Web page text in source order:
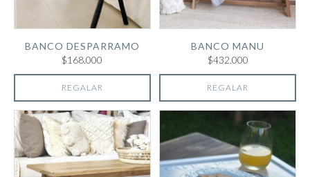
BANCO DESPARRAMO
$168.000
REGALAR
BANCO MANU
$432.000
REGALAR